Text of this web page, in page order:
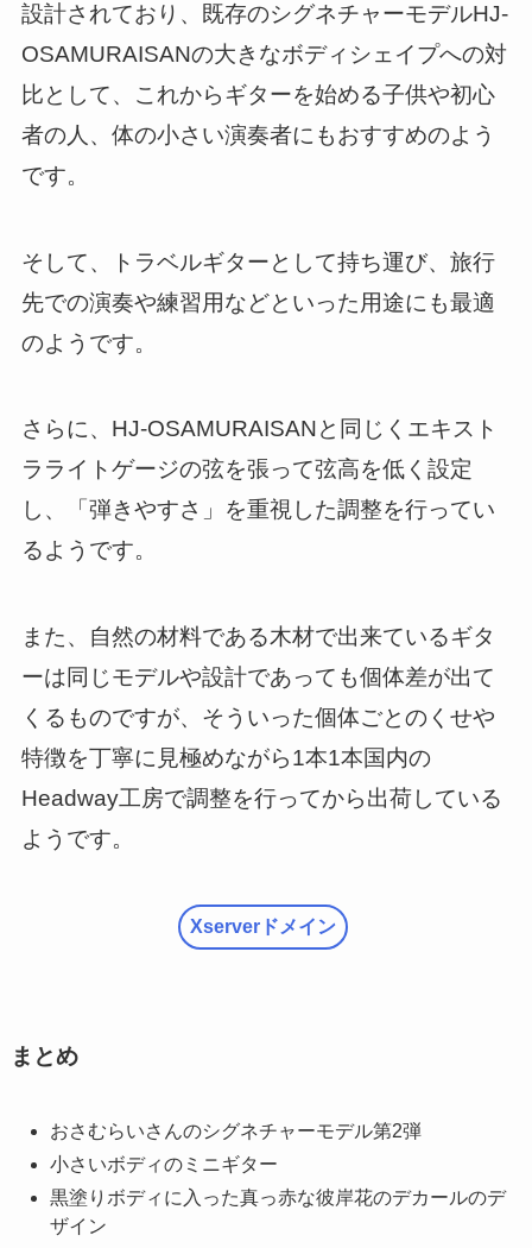
設計されており、既存のシグネチャーモデルHJ-
OSAMURAISANの大きなボディシェイプへの対
比として、これからギターを始める子供や初心
者の人、体の小さい演奏者にもおすすめのよう
です。
そして、トラベルギターとして持ち運び、旅行
先での演奏や練習用などといった用途にも最適
のようです。
さらに、HJ-OSAMURAISANと同じくエキスト
ラライトゲージの弦を張って弦高を低く設定
し、「弾きやすさ」を重視した調整を行ってい
るようです。
また、自然の材料である木材で出来ているギタ
ーは同じモデルや設計であっても個体差が出て
くるものですが、そういった個体ごとのくせや
特徴を丁寧に見極めながら1本1本国内の
Headway工房で調整を行ってから出荷している
ようです。
Xserverドメイン
まとめ
おさむらいさんのシグネチャーモデル第2弾
小さいボディのミニギター
黒塗りボディに入った真っ赤な彼岸花のデカールのデ
ザイン